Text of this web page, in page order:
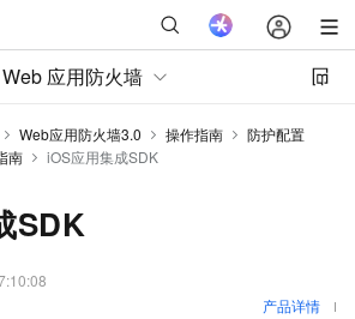
Web 应用防火墙
Web应用防火墙3.0 操作指南
防护配置
南 iOS应用集成SDK
SDK
产品详情